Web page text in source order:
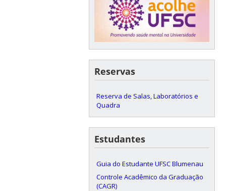
Reservas
Reserva de Salas, Laboratórios e
Quadra
Estudantes
Guia do Estudante UFSC Blumenau
Controle Acadêmico da Graduação
(CAGR)